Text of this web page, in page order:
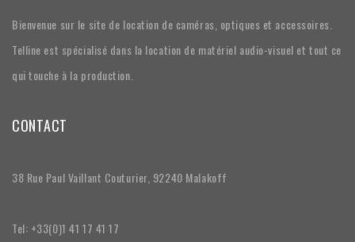
Bienvenue sur le site de location de caméras, optiques et accessoires.
Telline est spécialisé dans la location de matériel audio-visuel et tout ce
qui touche à la production.
CONTACT
38 Rue Paul Vaillant Couturier, 92240 Malakoff
Tel: +33(0)1 41 17 41 17